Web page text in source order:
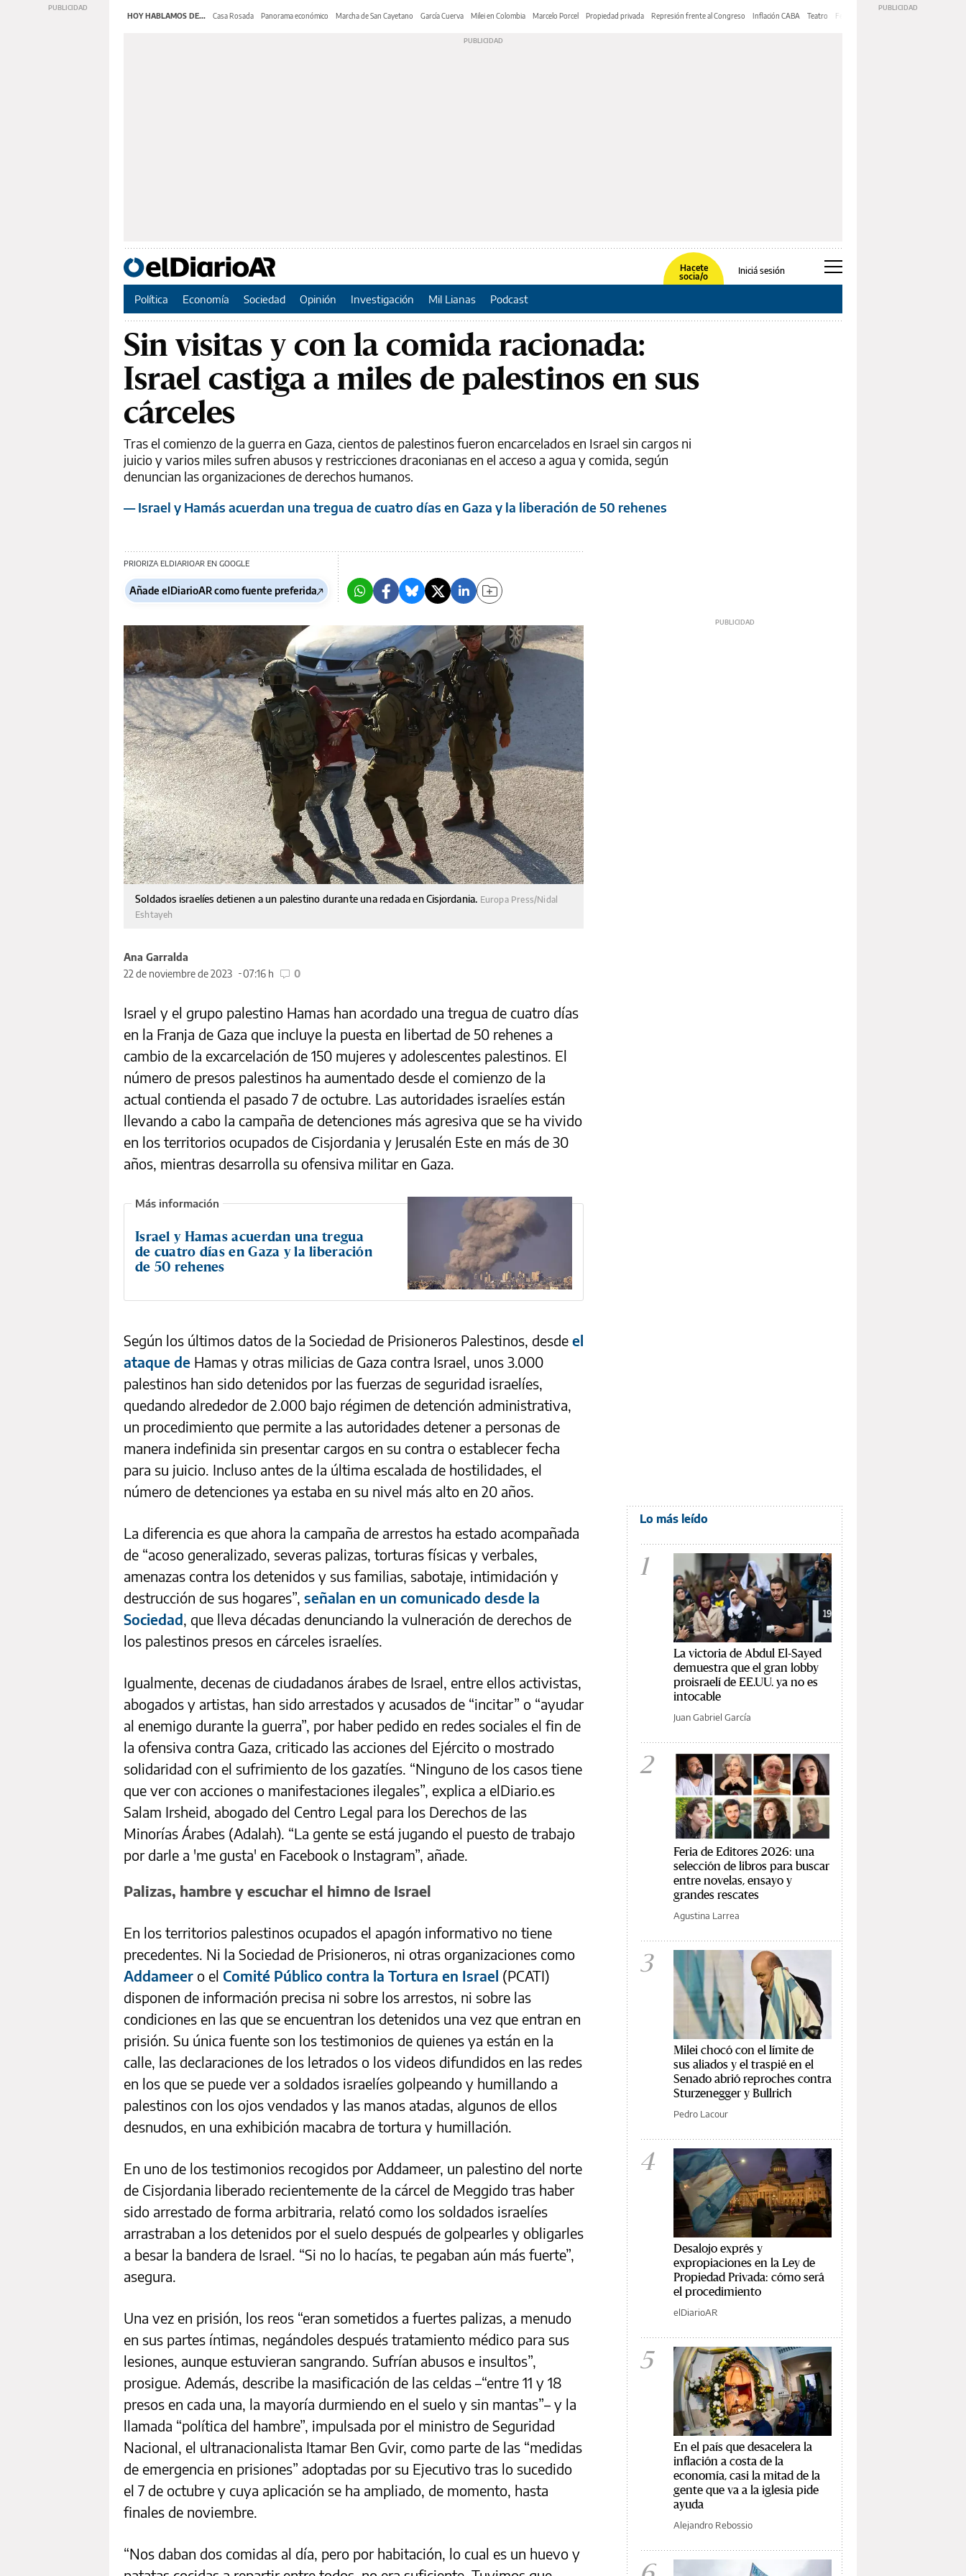
HOY HABLAMOS DE... Casa Rosada Panorama económico Marcha de San Cayetano García Cuerva Milei en Colombia Marcelo Porcel Propiedad privada Represión frente al Congreso Inflación CABA Teatro Feria de Editores
Hacete
socia/o
Iniciá sesión
Política Economía Sociedad Opinión Investigación Mil Lianas Podcast
Sin visitas y con la comida racionada:
Israel castiga a miles de palestinos en sus
cárceles
Tras el comienzo de la guerra en Gaza, cientos de palestinos fueron encarcelados en Israel sin cargos ni
juicio y varios miles sufren abusos y restricciones draconianas en el acceso a agua y comida, según
denuncian las organizaciones de derechos humanos.
— Israel y Hamás acuerdan una tregua de cuatro días en Gaza y la liberación de 50 rehenes
PRIORIZA ELDIARIOAR EN GOOGLE
Añade elDiarioAR como fuente preferida
Soldados israelíes detienen a un palestino durante una redada en Cisjordania. Europa Press/Nidal
Eshtayeh
Ana Garralda
22 de noviembre de 2023
07:16 h 0
Israel y el grupo palestino Hamas han acordado una tregua de cuatro días
en la Franja de Gaza que incluye la puesta en libertad de 50 rehenes a
cambio de la excarcelación de 150 mujeres y adolescentes palestinos. El
número de presos palestinos ha aumentado desde el comienzo de la
actual contienda el pasado 7 de octubre. Las autoridades israelíes están
llevando a cabo la campaña de detenciones más agresiva que se ha vivido
en los territorios ocupados de Cisjordania y Jerusalén Este en más de 30
años, mientras desarrolla su ofensiva militar en Gaza.
Israel y Hamas acuerdan una tregua
de cuatro días en Gaza y la liberación
de 50 rehenes
Según los últimos datos de la Sociedad de Prisioneros Palestinos, desde el
ataque de Hamas y otras milicias de Gaza contra Israel, unos 3.000
palestinos han sido detenidos por las fuerzas de seguridad israelíes,
quedando alrededor de 2.000 bajo régimen de detención administrativa,
un procedimiento que permite a las autoridades detener a personas de
manera indefinida sin presentar cargos en su contra o establecer fecha
para su juicio. Incluso antes de la última escalada de hostilidades, el
número de detenciones ya estaba en su nivel más alto en 20 años.
La diferencia es que ahora la campaña de arrestos ha estado acompañada
de “acoso generalizado, severas palizas, torturas físicas y verbales,
amenazas contra los detenidos y sus familias, sabotaje, intimidación y
destrucción de sus hogares”, señalan en un comunicado desde la
Sociedad, que lleva décadas denunciando la vulneración de derechos de
los palestinos presos en cárceles israelíes.
Igualmente, decenas de ciudadanos árabes de Israel, entre ellos activistas,
abogados y artistas, han sido arrestados y acusados de “incitar” o “ayudar
al enemigo durante la guerra”, por haber pedido en redes sociales el fin de
la ofensiva contra Gaza, criticado las acciones del Ejército o mostrado
solidaridad con el sufrimiento de los gazatíes. “Ninguno de los casos tiene
que ver con acciones o manifestaciones ilegales”, explica a elDiario.es
Salam Irsheid, abogado del Centro Legal para los Derechos de las
Minorías Árabes (Adalah). “La gente se está jugando el puesto de trabajo
por darle a 'me gusta' en Facebook o Instagram”, añade.
Palizas, hambre y escuchar el himno de Israel
En los territorios palestinos ocupados el apagón informativo no tiene
precedentes. Ni la Sociedad de Prisioneros, ni otras organizaciones como
Addameer o el Comité Público contra la Tortura en Israel (PCATI)
disponen de información precisa ni sobre los arrestos, ni sobre las
condiciones en las que se encuentran los detenidos una vez que entran en
prisión. Su única fuente son los testimonios de quienes ya están en la
calle, las declaraciones de los letrados o los videos difundidos en las redes
en los que se puede ver a soldados israelíes golpeando y humillando a
palestinos con los ojos vendados y las manos atadas, algunos de ellos
desnudos, en una exhibición macabra de tortura y humillación.
En uno de los testimonios recogidos por Addameer, un palestino del norte
de Cisjordania liberado recientemente de la cárcel de Meggido tras haber
sido arrestado de forma arbitraria, relató como los soldados israelíes
arrastraban a los detenidos por el suelo después de golpearles y obligarles
a besar la bandera de Israel. “Si no lo hacías, te pegaban aún más fuerte”,
asegura.
Una vez en prisión, los reos “eran sometidos a fuertes palizas, a menudo
en sus partes íntimas, negándoles después tratamiento médico para sus
lesiones, aunque estuvieran sangrando. Sufrían abusos e insultos”,
prosigue. Además, describe la masificación de las celdas –“entre 11 y 18
presos en cada una, la mayoría durmiendo en el suelo y sin mantas”– y la
llamada “política del hambre”, impulsada por el ministro de Seguridad
Nacional, el ultranacionalista Itamar Ben Gvir, como parte de las “medidas
de emergencia en prisiones” adoptadas por su Ejecutivo tras lo sucedido
el 7 de octubre y cuya aplicación se ha ampliado, de momento, hasta
finales de noviembre.
“Nos daban dos comidas al día, pero por habitación, lo cual es un huevo y
Lo más leído
1
La victoria de Abdul El-Sayed
demuestra que el gran lobby
proisraelí de EE.UU. ya no es
intocable
Juan Gabriel García
2
Feria de Editores 2026: una
selección de libros para buscar
entre novelas, ensayo y
grandes rescates
Agustina Larrea
3
Milei chocó con el límite de
sus aliados y el traspié en el
Senado abrió reproches contra
Sturzenegger y Bullrich
Pedro Lacour
4
Desalojo exprés y
expropiaciones en la Ley de
Propiedad Privada: cómo será
el procedimiento
elDiarioAR
5
En el país que desacelera la
inflación a costa de la
economía, casi la mitad de la
gente que va a la iglesia pide
ayuda
Alejandro Rebossio